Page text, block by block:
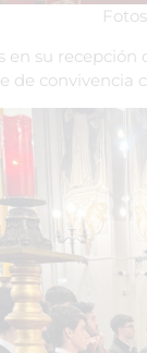
su
convivencia